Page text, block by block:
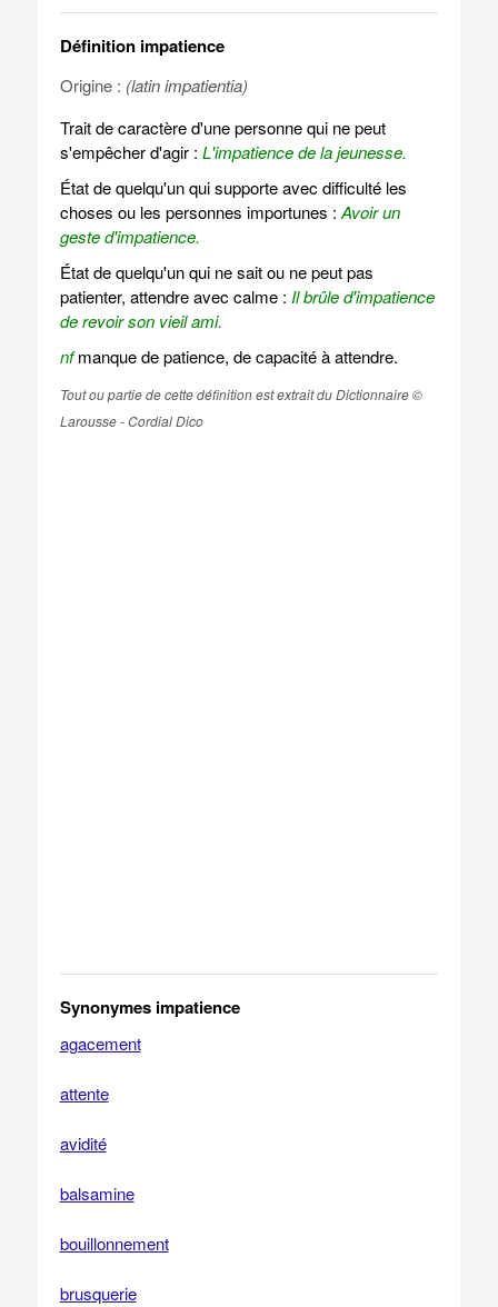
Définition impatience
Origine : (latin impatientia)
Trait de caractère d'une personne qui ne peut
s'empêcher d'agir : L'impatience de la jeunesse.
État de quelqu'un qui supporte avec difficulté les
choses ou les personnes importunes : Avoir un
geste d'impatience.
État de quelqu'un qui ne sait ou ne peut pas
patienter, attendre avec calme : Il brûle d'impatience
de revoir son vieil ami.
nfmanque de patience, de capacité à attendre.
Tout ou partie de cette définition est extrait du Dictionnaire ©
Larousse - Cordial Dico
Synonymes impatience
agacement
attente
avidité
balsamine
bouillonnement
brusquerie